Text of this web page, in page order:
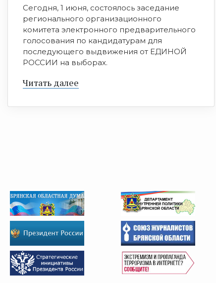
Сегодня, 1 июня, состоялось заседание
регионального организационного
комитета электронного предварительного
голосования по кандидатурам для
последующего выдвижения от ЕДИНОЙ
РОССИИ на выборах.
Читать далее